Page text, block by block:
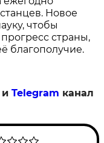
Новое
чтобы
страны,
благополучие.
иTelegram канал